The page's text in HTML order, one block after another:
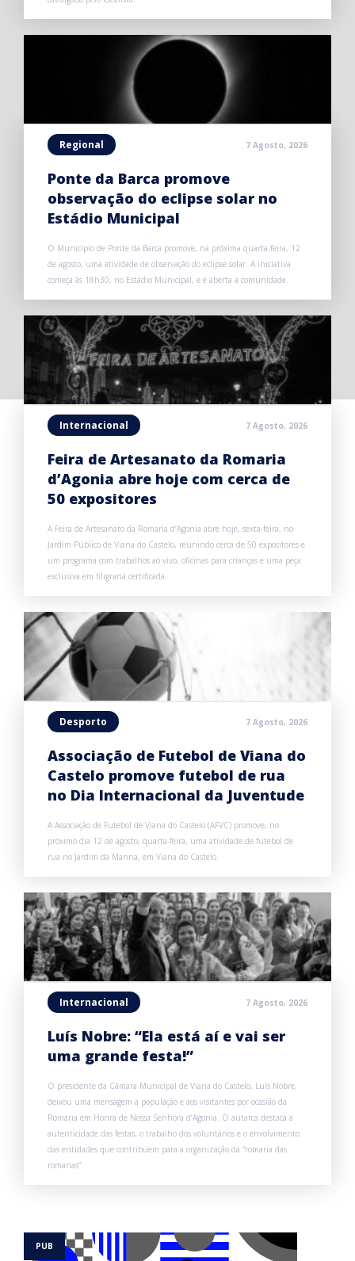
Regional 7 Agosto, 2026
Ponte da Barca promove
observação do eclipse solar no
Estádio Municipal
O Município de Ponte da Barca promove, na próxima quarta-feira, 12
de agosto, uma atividade de observação do eclipse solar. A iniciativa
começa às 18h30, no Estádio Municipal, e é aberta à comunidade.
Internacional 7 Agosto, 2026
Feira de Artesanato da Romaria
d’Agonia abre hoje com cerca de
50 expositores
A Feira de Artesanato da Romaria d’Agonia abre hoje, sexta-feira, no
Jardim Público de Viana do Castelo, reunindo cerca de 50 expositores e
um programa com trabalhos ao vivo, oficinas para crianças e uma peça
exclusiva em filigrana certificada.
Desporto 7 Agosto, 2026
Associação de Futebol de Viana do
Castelo promove futebol de rua
no Dia Internacional da Juventude
A Associação de Futebol de Viana do Castelo (AFVC) promove, no
próximo dia 12 de agosto, quarta-feira, uma atividade de futebol de
rua no Jardim da Marina, em Viana do Castelo.
Internacional 7 Agosto, 2026
Luís Nobre: “Ela está aí e vai ser
uma grande festa!”
O presidente da Câmara Municipal de Viana do Castelo, Luís Nobre,
deixou uma mensagem à população e aos visitantes por ocasião da
Romaria em Honra de Nossa Senhora d’Agonia. O autarca destaca a
autenticidade das festas, o trabalho dos voluntários e o envolvimento
das entidades que contribuem para a organização da “romaria das
romarias”.